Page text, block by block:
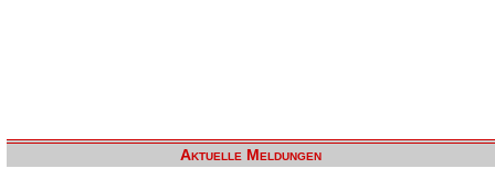
Aktuelle Meldungen